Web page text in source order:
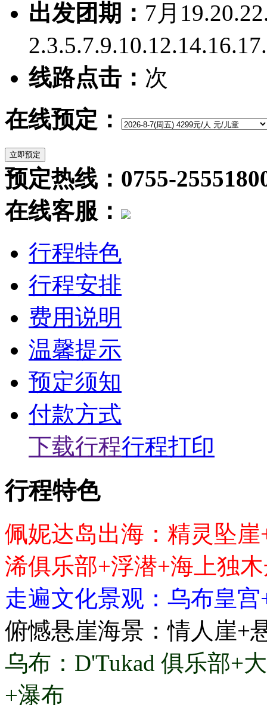
出发团期： 7月
线路点击： 次
在线预定：
预定热线：0755-
在线客服：
行程特色
行程安排
费用说明
温馨提示
预定须知
付款方式
下载行程行程打印
行程特色
佩妮达岛出海：精灵坠
浠俱乐部+浮潜+海上独
走遍文化景观：乌布皇
俯憾悬崖海景：情人崖+
乌布：D'Tukad 俱乐部+
+瀑布